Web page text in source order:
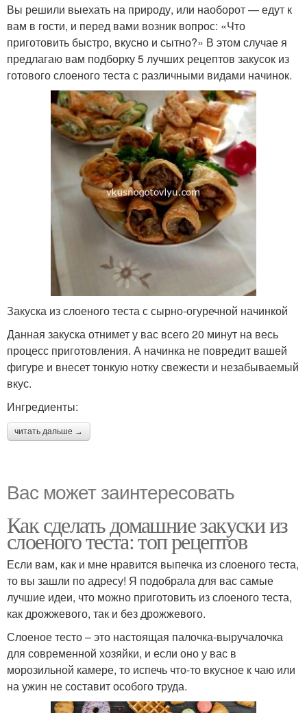
Вы решили выехать на природу, или наоборот — едут к
вам в гости, и перед вами возник вопрос: «Что
приготовить быстро, вкусно и сытно?» В этом случае я
предлагаю вам подборку 5 лучших рецептов закусок из
готового слоеного теста с различными видами начинок.
Закуска из слоеного теста с сырно-огуречной начинкой
Данная закуска отнимет у вас всего 20 минут на весь
процесс приготовления. А начинка не повредит вашей
фигуре и внесет тонкую нотку свежести и незабываемый
вкус.
Ингредиенты:
читать дальше →
Вас может заинтересовать
Как сделать домашние закуски из
слоеного теста: топ рецептов
Если вам, как и мне нравится выпечка из слоеного теста,
то вы зашли по адресу! Я подобрала для вас самые
лучшие идеи, что можно приготовить из слоеного теста,
как дрожжевого, так и без дрожжевого.
Слоеное тесто – это настоящая палочка-выручалочка
для современной хозяйки, и если оно у вас в
морозильной камере, то испечь что-то вкусное к чаю или
на ужин не составит особого труда.